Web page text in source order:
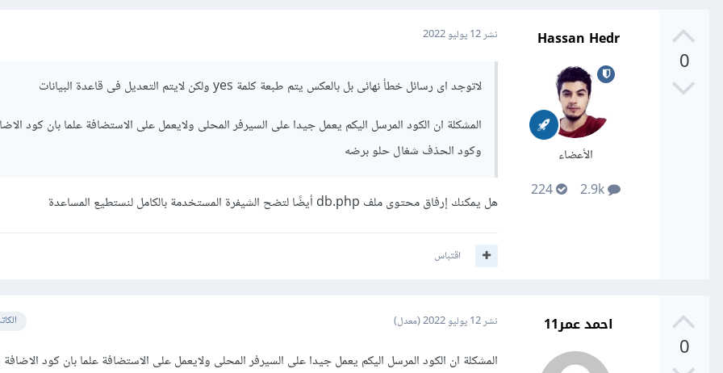
0
Hassan Hedr
الأعضاء
2.9k
224
نشر12 يوليو 2022
لاتوجد اى رسائل خطأ نهائى بل بالعكس يتم طبعة كلمة yes ولكن لايتم التعديل فى قاعدة البيانات
المشكلة ان الكود المرسل اليكم يعمل جيدا على السيرفر المحلى ولايعمل على الاستضافة علما بان كود
وكود الحذف شغال حلو برضه
هل يمكنك إرفاق محتوى ملف db.php أيضًا لتضح الشيفرة المستخدمة بالكامل لنستطيع المساعدة
اقتباس
0
احمد عمر11 نشر12 يوليو 2022 (معدل)
المشكلة ان الكود المرسل اليكم يعمل جيدا على السيرفر المحلى ولايعمل على الاستضافة علما بان كود